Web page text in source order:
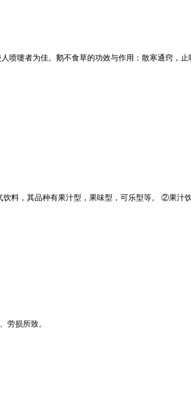
嚏者为佳。鹅不食草的功效与作用：散寒通窍，止
料，其品种有果汁型，果味型，可乐型等。 ②果汁
劳损所致。